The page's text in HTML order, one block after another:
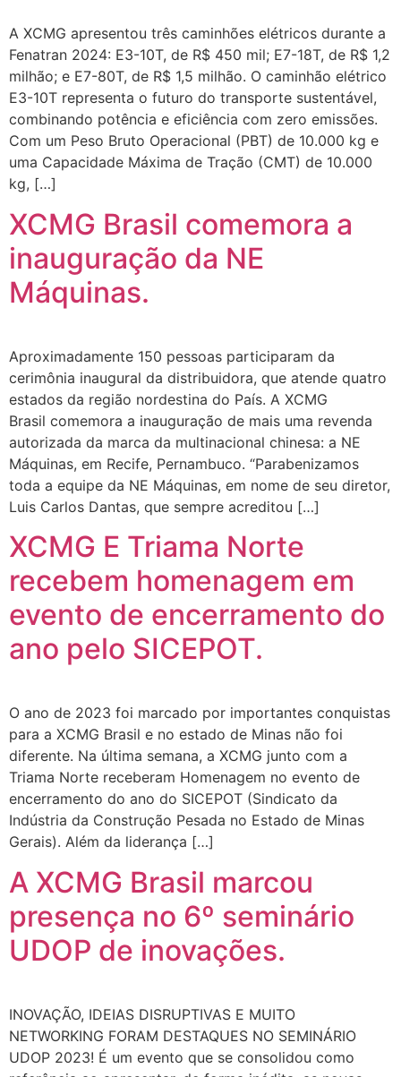
A XCMG apresentou três caminhões elétricos durante a
Fenatran 2024: E3-10T, de R$ 450 mil; E7-18T, de R$ 1,2
milhão; e E7-80T, de R$ 1,5 milhão. O caminhão elétrico
E3-10T representa o futuro do transporte sustentável,
combinando potência e eficiência com zero emissões.
Com um Peso Bruto Operacional (PBT) de 10.000 kg e
uma Capacidade Máxima de Tração (CMT) de 10.000
kg, […]
XCMG Brasil comemora a
inauguração da NE
Máquinas.
Aproximadamente 150 pessoas participaram da
cerimônia inaugural da distribuidora, que atende quatro
estados da região nordestina do País. A XCMG
Brasil comemora a inauguração de mais uma revenda
autorizada da marca da multinacional chinesa: a NE
Máquinas, em Recife, Pernambuco. “Parabenizamos
toda a equipe da NE Máquinas, em nome de seu diretor,
Luis Carlos Dantas, que sempre acreditou […]
XCMG E Triama Norte
recebem homenagem em
evento de encerramento do
ano pelo SICEPOT.
O ano de 2023 foi marcado por importantes conquistas
para a XCMG Brasil e no estado de Minas não foi
diferente. Na última semana, a XCMG junto com a
Triama Norte receberam Homenagem no evento de
encerramento do ano do SICEPOT (Sindicato da
Indústria da Construção Pesada no Estado de Minas
Gerais). Além da liderança […]
A XCMG Brasil marcou
presença no 6º seminário
UDOP de inovações.
INOVAÇÃO, IDEIAS DISRUPTIVAS E MUITO
NETWORKING FORAM DESTAQUES NO SEMINÁRIO
UDOP 2023! É um evento que se consolidou como